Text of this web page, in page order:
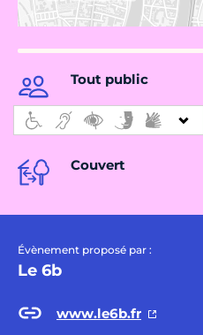
Tout public
Couvert
Évènement proposé par :
Le 6b
www.le6b.fr